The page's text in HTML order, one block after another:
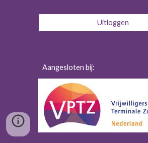
Uitloggen
Aangesloten bij: